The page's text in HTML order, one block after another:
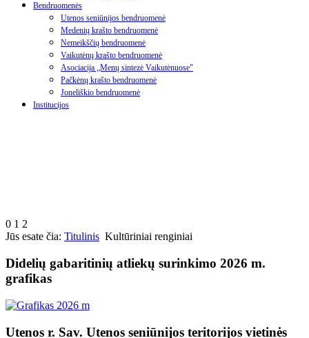
Bendruomenės
Utenos seniūnijos bendruomenė
Medenių krašto bendruomenė
Nemeikščių bendruomenė
Vaikutėnų krašto bendruomenė
Asociacija „Menų sintezė Vaikutėnuose"
Pačkėnų krašto bendruomenė
Joneliškio bendruomenė
Institucijos
0 1 2
Jūs esate čia: Titulinis Kultūriniai renginiai
Didelių gabaritinių atliekų surinkimo 2026 m.
grafikas
Utenos r. Sav. Utenos seniūnijos teritorijos vietinės